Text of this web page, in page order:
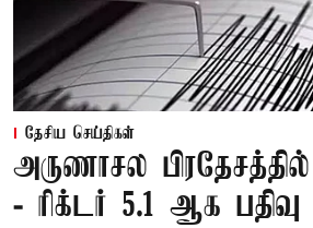
தேசிய செய்திகள்
அருணாசல பிரதேசத்தில்
- ரிக்டர் 5.1 ஆக பதிவு